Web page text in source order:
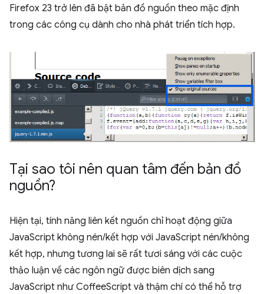
Firefox 23 trở lên đã bật bản đồ nguồn theo mặc định
trong các công cụ dành cho nhà phát triển tích hợp.
Tại sao tôi nên quan tâm đến bản đồ
nguồn?
Hiện tại, tính năng liên kết nguồn chỉ hoạt động giữa
JavaScript không nén/kết hợp với JavaScript nén/không
kết hợp, nhưng tương lai sẽ rất tươi sáng với các cuộc
thảo luận về các ngôn ngữ được biên dịch sang
JavaScript như CoffeeScript và thậm chí có thể hỗ trợ